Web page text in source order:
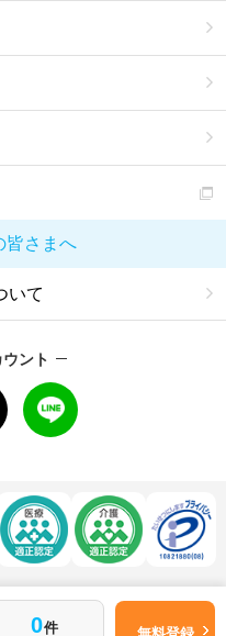
0件 無料登録
皆さまへ
いて
ント
剤師│マイナビ保育士